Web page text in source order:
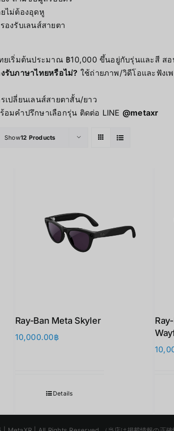
ไม่ต้องอุดหู
องรับเลนส์สายตา
เริ่มต้นประมาณ ฿10,000 ขึ้นอยู่กับรุ่นและสี ส
รับภาษาไทยหรือไม่? ใช้ถ่ายภาพ/วิดีโอและฟังเ
เปลี่ยนเลนส์สายตาสั้น/ยาว
มคำปรึกษาเลือกรุ่น ติดต่อ LINE @metaxr
Show12 Products
Ray-Ban Meta Skyler
10,000.00฿
Details